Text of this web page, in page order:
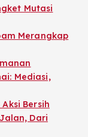
Mutasi
Merangkap
Mediasi,
Bersih
Dari